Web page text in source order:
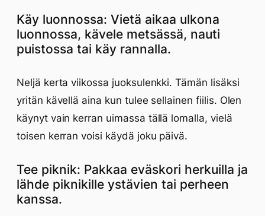
Käy luonnossa: Vietä aikaa ulkona
luonnossa, kävele metsässä, nauti
puistossa tai käy rannalla.
Neljä kerta viikossa juoksulenkki. Tämän lisäksi
yritän kävellä aina kun tulee sellainen fiilis. Olen
käynyt vain kerran uimassa tällä lomalla, vielä
toisen kerran voisi käydä joku päivä.
Tee piknik: Pakkaa eväskori herkuilla ja
lähde piknikille ystävien tai perheen
kanssa.